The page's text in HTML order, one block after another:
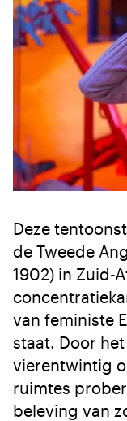
Deze
de Tweede
1902) in Zuid-
van feministe
staat. Door
vierentwintig
ruimtes
beleving van